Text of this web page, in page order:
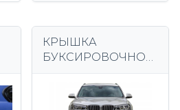
КРЫШКА
БУКСИРОВОЧНОГ
ПЕРЕДНЯЯ BMW
X3 2014-2017 F25 PO